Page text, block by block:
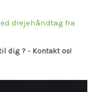
drejehåndtag fra
dig ? - Kontakt os!